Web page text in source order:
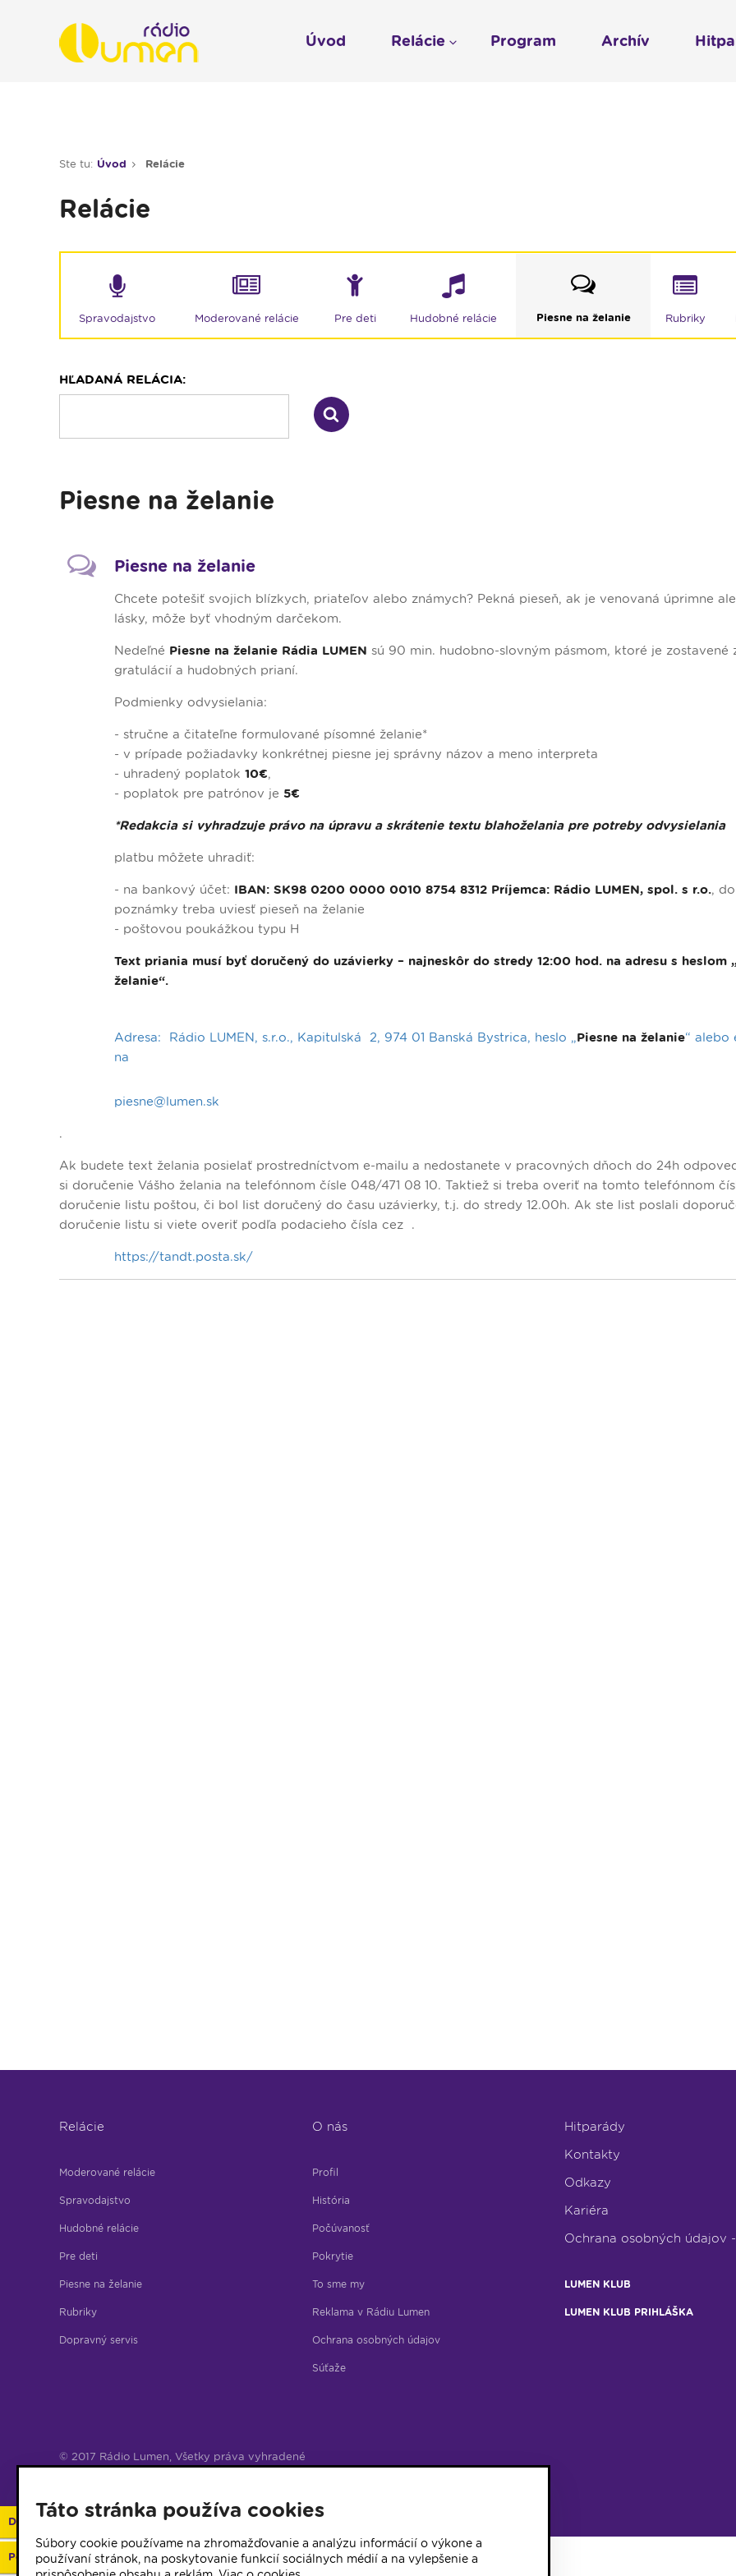
Ste tu: Úvod Relácie
Relácie
Spravodajstvo Moderované relácie Pre deti Hudobné relácie Piesne na želanie Rubriky
HĽADANÁ RELÁCIA:
Piesne na želanie
Piesne na želanie
Chcete potešiť svojich blízkych, priateľov alebo známych? Pekná pieseň, ak je venovaná úprimne
lásky, môže byť vhodným darčekom.
Nedeľné Piesne na želanie Rádia LUMEN sú 90 min. hudobno-slovným pásmom, ktoré je zostavené
gratulácií a hudobných prianí.
Podmienky odvysielania:
- stručne a čitateľne formulované písomné želanie*
- v prípade požiadavky konkrétnej piesne jej správny názov a meno interpreta
- uhradený poplatok 10€,
- poplatok pre patrónov je 5€
*Redakcia si vyhradzuje právo na úpravu a skrátenie textu blahoželania pre potreby odvysielania
platbu môžete uhradiť:
- na bankový účet: IBAN: SK98 0200 0000 0010 8754 8312 Príjemca: Rádio LUMEN, spol. s r.o., do
poznámky treba uviesť pieseň na želanie
- poštovou poukážkou typu H
Text priania musí byť doručený do uzávierky – najneskôr do stredy 12:00 hod. na adresu s heslom
želanie“.
Adresa: Rádio LUMEN, s.r.o., Kapitulská 2, 974 01 Banská Bystrica, heslo „Piesne na želanie“ alebo
na
piesne@lumen.sk
.
Ak budete text želania posielať prostredníctvom e-mailu a nedostanete v pracovných dňoch do 24h
si doručenie Vášho želania na telefónnom čísle 048/471 08 10. Taktiež si treba overiť na tomto telefónnom
doručenie listu poštou, či bol list doručený do času uzávierky, t.j. do stredy 12.00h. Ak ste list poslali
doručenie listu si viete overiť podľa podacieho čísla cez
https://tandt.posta.sk/
.
Relácie
Moderované relácie
Spravodajstvo
Hudobné relácie
Pre deti
Piesne na želanie
Rubriky
Dopravný servis
O nás
Profil
História
Počúvanosť
Pokrytie
To sme my
Reklama v Rádiu Lumen
Ochrana osobných údajov
Súťaže
Hitparády
Kontakty
Odkazy
Kariéra
Ochrana osobných údajov
LUMEN KLUB
LUMEN KLUB PRIHLÁŠKA
© 2017 Rádio Lumen, Všetky práva vyhradené
Profil
Úvod Relácie
Moderované relácie
Pre deti
Piesne na želanie
Dopravný servis
Program Archív
Darujte 2%
Podporte vaše rádio
Táto stránka používa cookies
Súbory cookie používame na zhromažďovanie a analýzu informácií o výkone a
používaní stránok, na poskytovanie funkcií sociálnych médií a na vylepšenie a